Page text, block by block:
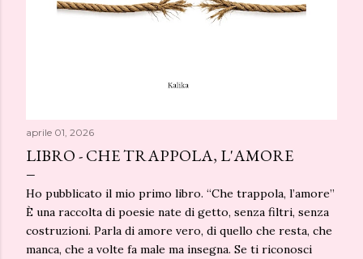
aprile 01, 2026
LIBRO - CHE TRAPPOLA, L'AMORE
Ho pubblicato il mio primo libro. “Che trappola, l’amore”
È una raccolta di poesie nate di getto, senza filtri, senza
costruzioni. Parla di amore vero, di quello che resta, che
manca, che a volte fa male ma insegna. Se ti riconosci